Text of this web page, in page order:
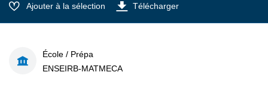
Ajouter à la sélection Télécharger
École / Prépa
ENSEIRB-MATMECA